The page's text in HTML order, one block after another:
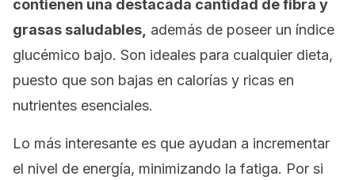
contienen una destacada cantidad de fibra y
grasas saludables, además de poseer un índice
glucémico bajo. Son ideales para cualquier dieta,
puesto que son bajas en calorías y ricas en
nutrientes esenciales.
Lo más interesante es que ayudan a incrementar
el nivel de energía, minimizando la fatiga. Por si